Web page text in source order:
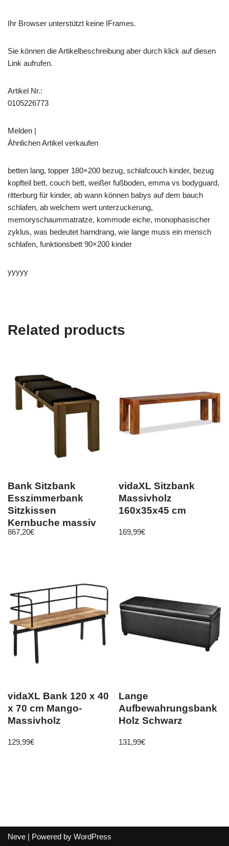
Ihr Browser unterstützt keine IFrames.
Sie können die Artikelbeschreibung aber durch klick auf diesen
Link aufrufen.
Artikel Nr.:
0105226773
Melden |
Ähnlichen Artikel verkaufen
betten lang, topper 180×200 bezug, schlafcouch kinder, bezug
kopfteil bett, couch bett, weißer fußboden, emma vs bodyguard,
ritterburg für kinder, ab wann können babys auf dem bauch
schlafen, ab welchem wert unterzuckerung,
memoryschaummatratze, kommode eiche, monophasischer
zyklus, was bedeutet harndrang, wie lange muss ein mensch
schlafen, funktionsbett 90×200 kinder
yyyyy
Related products
Bank Sitzbank
Esszimmerbank
Sitzkissen
Kernbuche massiv
geölt Leder
867,20€
vidaXL Sitzbank
Massivholz
160x35x45 cm
169,99€
vidaXL Bank 120 x 40
x 70 cm Mango-
Massivholz
129,99€
Lange
Aufbewahrungsbank
Holz Schwarz
131,99€
Neve | Powered by WordPress